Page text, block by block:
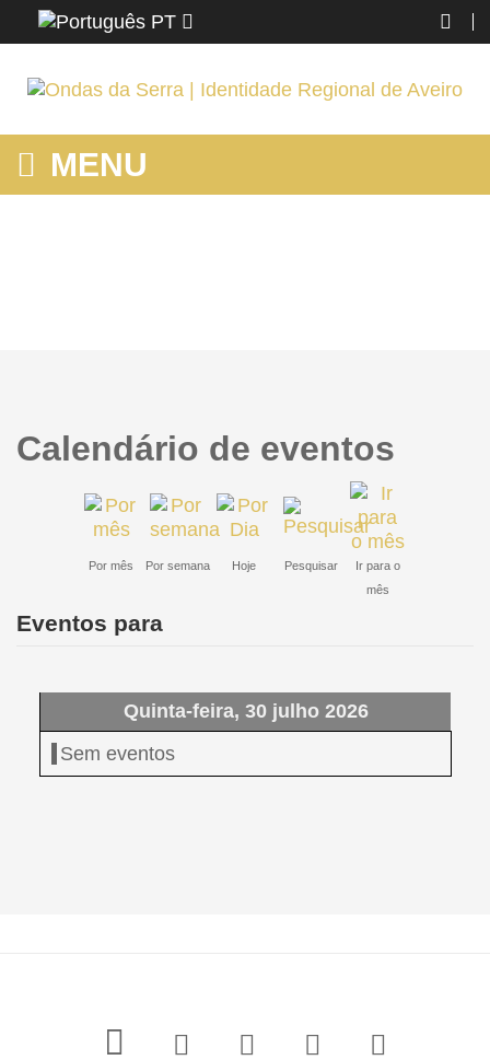
PT
MENU
Calendário de eventos
Por mês Por semana Hoje Pesquisar
Ir para o
mês
Eventos para
Quinta-feira, 30 julho 2026
Sem eventos